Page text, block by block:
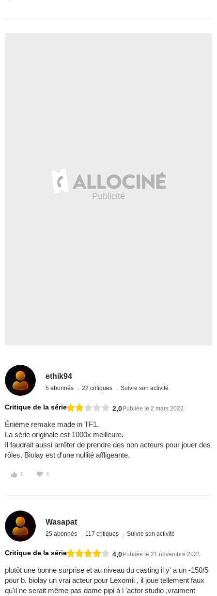
ethik94
5 abonnés 22 critiques Suivre son activité
Critique de la série 2,0Publiée le 2 mars 2022
Énième remake made in TF1.
La série originale est 1000x meilleure.
Il faudrait aussi arrêter de prendre des non acteurs pour jouer des
rôles. Biolay est d'une nullité affligeante.
1 1
Wasapat
25 abonnés 117 critiques Suivre son activité
Critique de la série 4,0Publiée le 21 novembre 2021
plutôt une bonne surprise et au niveau du casting il y' a un -150/5
pour b. biolay un vrai acteur pour Lexomil , il joue tellement faux
qu'il ne serait même pas dame pipi à l 'actor studio ,vraiment